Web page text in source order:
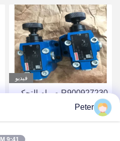
فيديو
R900927230 صمام التحكم
Peter
9:41 AM